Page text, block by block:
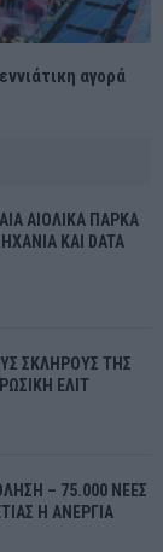
αγορά
ΑΙΟΛΙΚΑ ΠΑΡΚΑ
ΚΑΙ DATA
ΣΚΛΗΡΟΥΣ ΤΗΣ
ΕΛΙΤ
– 75.000 ΝΕΕΣ
Η ΑΝΕΡΓΙΑ